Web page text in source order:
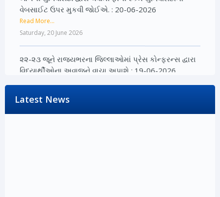
વેબસાઈટ ઉપર મુકવી જોઈએ. : 20-06-2026
Read More...
Saturday, 20 June 2026
૨૨-૨૩ જૂને રાજ્યભરના જિલ્લાઓમાં પ્રેસ કોન્ફરન્સ દ્વારા
વિદ્યાર્થીઓના અવાજને વાચા અપાશે : 19-06-2026
૨૨-૨૩ જૂને રાજ્યભરના જિલ્લાઓમાં પ્રેસ કોન્ફરન્સ દ્વારા
Latest News